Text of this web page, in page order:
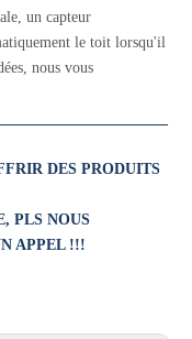
un capteur
le toit lorsqu'il
nous vous
DES PRODUITS
PLS NOUS
APPEL !!!